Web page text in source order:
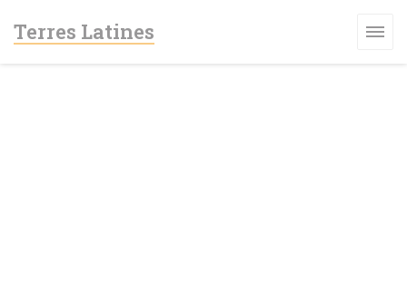
Terres Latines